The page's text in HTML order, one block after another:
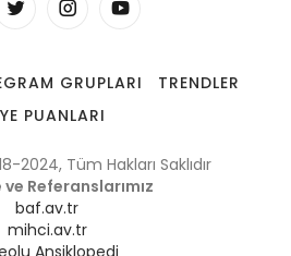
GRUPLARI
TRENDLER
PUANLARI
2024, Tüm Hakları Saklıdır
Referanslarımız
baf.av.tr
mihci.av.tr
Ansiklopedi